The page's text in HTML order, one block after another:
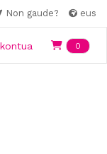
Non gaude? eus
0